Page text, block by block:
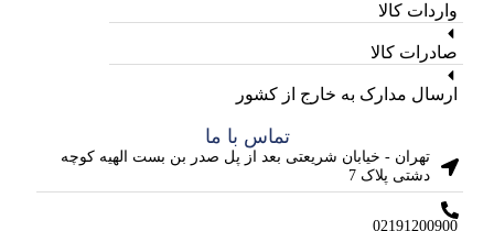
واردات کالا
صادرات کالا
ارسال مدارک به خارج از کشور
تماس با ما
تهران - خیابان شریعتی بعد از پل صدر بن بست الهیه کوچه
دشتی پلاک 7
02191200900